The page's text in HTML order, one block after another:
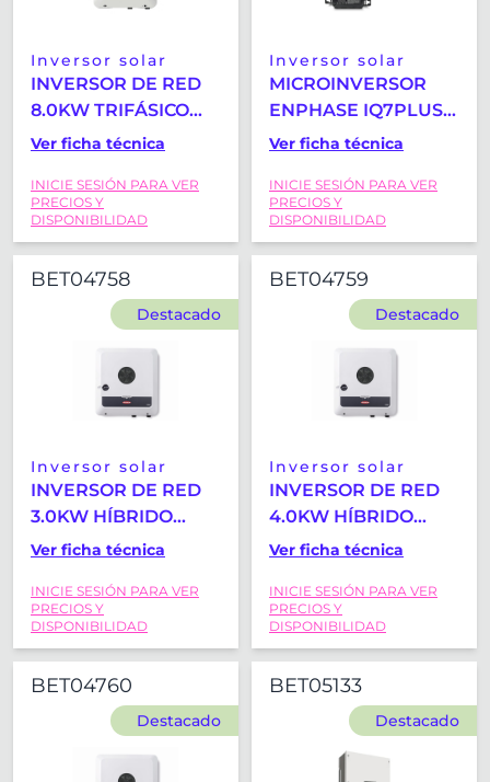
Inversor solar
INVERSOR DE RED
8.0KW TRIFÁSICO
HÍBRIDO FRONIUS
PLUS
Ver ficha técnica
INICIE SESIÓN PARA VER
PRECIOS Y
DISPONIBILIDAD
Inversor solar
MICROINVERSOR
ENPHASE IQ7PLUS-
72-M-INT PARA
72 CELULAS
Ver ficha técnica
INICIE SESIÓN PARA VER
PRECIOS Y
DISPONIBILIDAD
BET04758
Destacado
Inversor solar
INVERSOR DE RED
3.0KW HÍBRIDO
FRONIUS SYMO
Ver ficha técnica
INICIE SESIÓN PARA VER
PRECIOS Y
DISPONIBILIDAD
BET04759
Destacado
Inversor solar
INVERSOR DE RED
4.0KW HÍBRIDO
FRONIUS SYMO
Ver ficha técnica
INICIE SESIÓN PARA VER
PRECIOS Y
DISPONIBILIDAD
BET04760
Destacado
BET05133
Destacado